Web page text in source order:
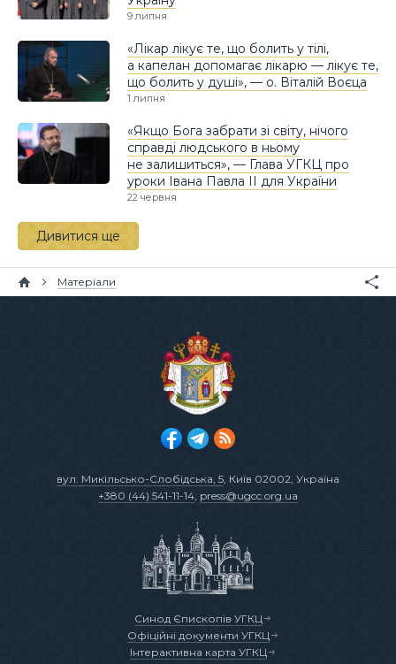
9 липня
«Лікар лікує те, що болить у тілі,
а капелан допомагає лікарю — лікує те,
що болить у душі», — о. Віталій Воєца
1 липня
«Якщо Бога забрати зі світу, нічого
справді людського в ньому
не залишиться», — Глава УГКЦ про
уроки Івана Павла II для України
22 червня
Дивитися ще
Матеріали
вул. Микільсько-Слобідська, 5, Київ 02002, Україна
+380 (44) 541-11-14, press@ugcc.org.ua
Синод Єпископів УГКЦ
Офіційні документи УГКЦ
Інтерактивна карта УГКЦ